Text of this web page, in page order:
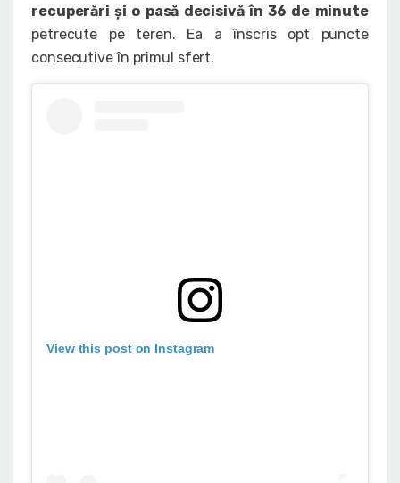
recuperări și o pasă decisivă în 36 de minute
petrecute pe teren. Ea a înscris opt puncte
consecutive în primul sfert.
View this post on Instagram